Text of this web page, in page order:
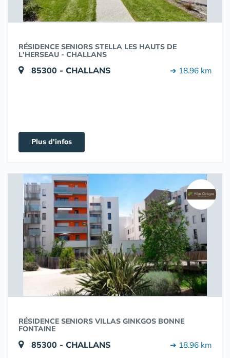
RÉSIDENCE SENIORS STELLA LES HAUTS DE
L'HERSEAU - CHALLANS
85300 - CHALLANS ➔ 18.96 km
Plus d'infos
RÉSIDENCE SENIORS VILLAS GINKGOS BONNE
FONTAINE
85300 - CHALLANS ➔ 18.96 km